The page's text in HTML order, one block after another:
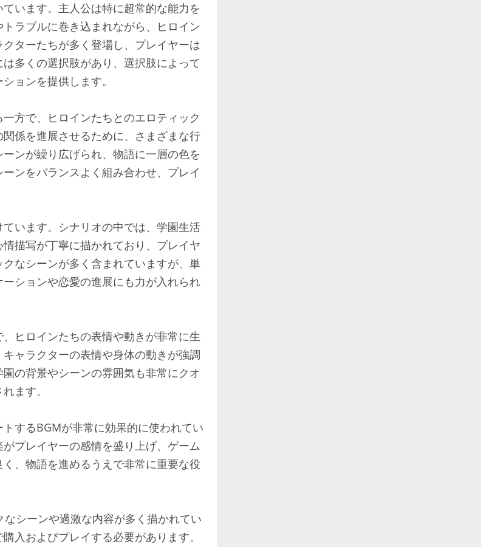
います。主人公は特に超常的な能力を
ラブルに巻き込まれながら、ヒロイン
ターたちが多く登場し、プレイヤーは
多くの選択肢があり、選択肢によって
ョンを提供します。
方で、ヒロインたちとのエロティック
係を進展させるために、さまざまな行
ンが繰り広げられ、物語に一層の色を
ンをバランスよく組み合わせ、プレイ
います。シナリオの中では、学園生活
描写が丁寧に描かれており、プレイヤ
なシーンが多く含まれていますが、単
ションや恋愛の進展にも力が入れられ
ヒロインたちの表情や動きが非常に生
ャラクターの表情や身体の動きが強調
の背景やシーンの雰囲気も非常にクオ
ます。
するBGMが非常に効果的に使われてい
プレイヤーの感情を盛り上げ、ゲーム
、物語を進めるうえで非常に重要な役
シーンや過激な内容が多く描かれてい
入およびプレイする必要があります。